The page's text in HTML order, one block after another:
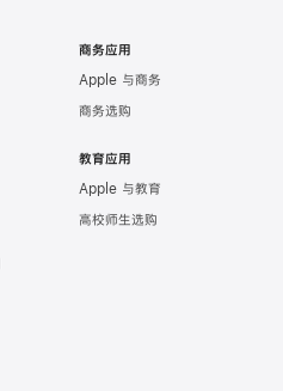
商务应用
Apple 与商务
商务选购
教育应用
Apple 与教育
高校师生选购